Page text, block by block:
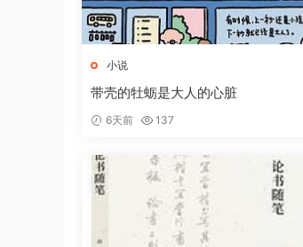
小说
带壳的牡蛎是大人的心脏
6天前 137